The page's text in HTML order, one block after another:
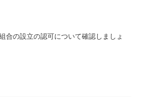
合の設立の認可について確認しましょ